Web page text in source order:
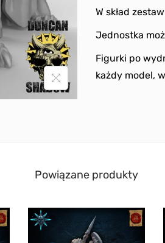
W skład
Jednostka
Figurki po
każdy model,
Powiązane produkty